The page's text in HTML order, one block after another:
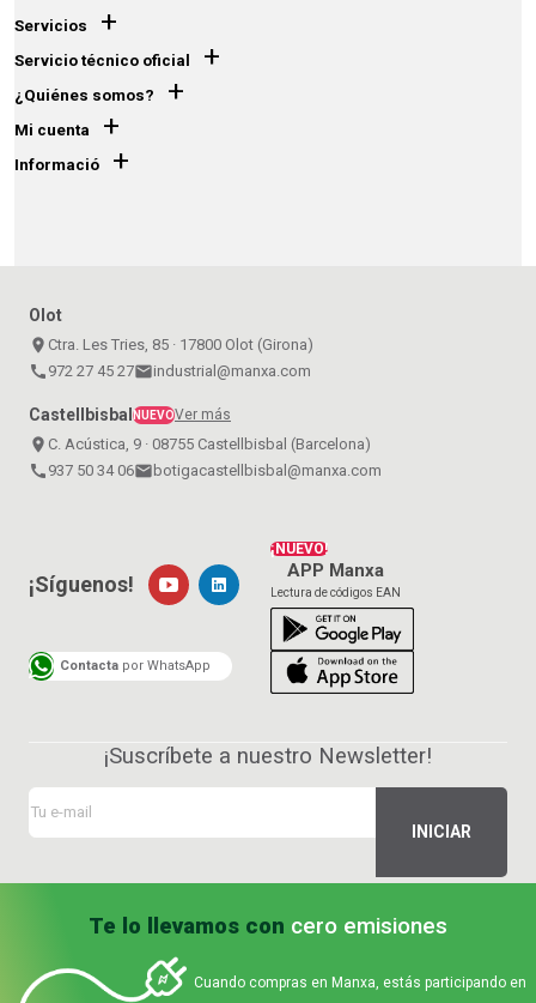
Servicios +
Servicio técnico oficial +
¿Quiénes somos? +
Mi cuenta +
Informació +
Olot
place Ctra. Les Tries, 85 · 17800 Olot (Girona)
call 972 27 45 27emailindustrial@manxa.com
Castellbisbal NUEVOVer más
place C. Acústica, 9 · 08755 Castellbisbal (Barcelona)
call 937 50 34 06email botigacastellbisbal@manxa.com
¡NUEVO!
APP Manxa
Lectura de códigos EAN
¡Síguenos!
Contacta por WhatsApp
¡Suscríbete a nuestro Newsletter!
Te lo llevamos con cero emisiones
Cuando compras en Manxa, estás participando en